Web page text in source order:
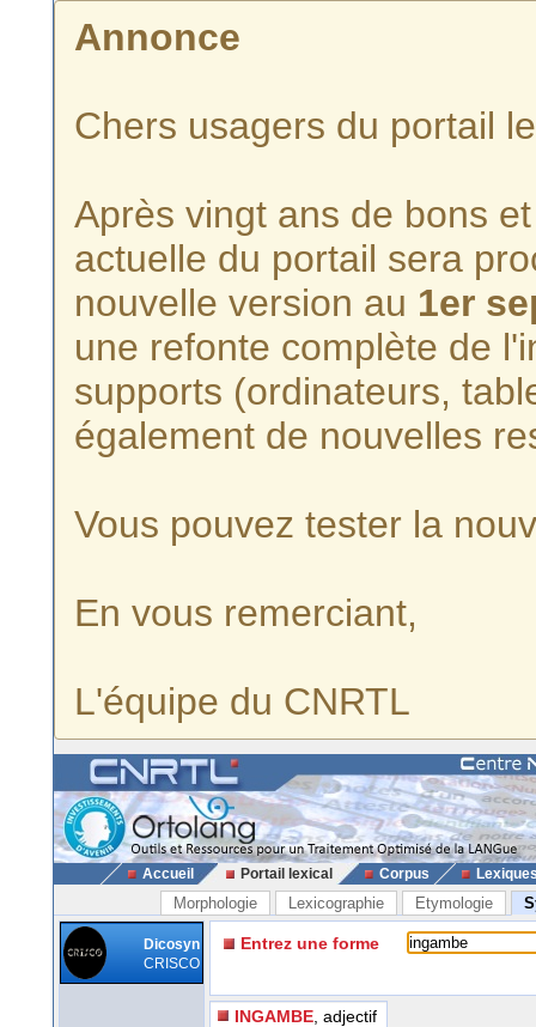
Annonce
Chers usagers du portail
Après vingt ans de bons
actuelle du portail sera
nouvelle version au 1er
une refonte complète de
supports (ordinateurs,
également de nouvelles
Vous pouvez tester la
En vous remerciant,
L'équipe du CNRTL
Accueil Portail lexical Corpus
Morphologie Lexicographie Etymologie
Dicosyn
CRISCO
Entrez une forme
INGAMBE , adjectif